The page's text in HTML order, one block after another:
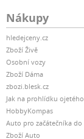
Nákupy
hledejceny.cz
Zboží Živě
Osobní vozy
Zboží Dáma
zbozi.blesk.cz
Jak na prohlídku
HobbyKompas
Auto pro začátečníka do
Zboží Auto